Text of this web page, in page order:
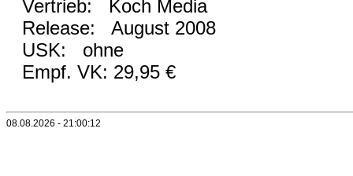
Vertrieb: Koch Media
Release: August 2008
USK: ohne
Empf. VK: 29,95 €
08.08.2026 - 21:00:12